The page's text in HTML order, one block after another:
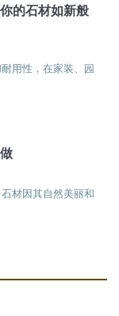
的石材如新般
用性，在家装、园
材因其自然美丽和